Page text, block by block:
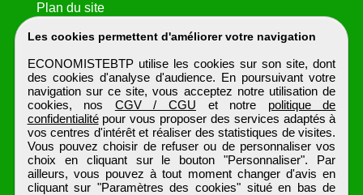
Les cookies permettent d'améliorer votre navigation
ECONOMISTEBTP utilise les cookies sur son site, dont
des cookies d'analyse d'audience. En poursuivant votre
navigation sur ce site, vous acceptez notre utilisation de
cookies, nos CGV / CGU et notre politique de
confidentialitépour vous proposer des services adaptés à
vos centres d'intérêt et réaliser des statistiques de visites.
Vous pouvez choisir de refuser ou de personnaliser vos
choix en cliquant sur le bouton "Personnaliser". Par
ailleurs, vous pouvez à tout moment changer d'avis en
cliquant sur "Paramètres des cookies" situé en bas de
Plan du site